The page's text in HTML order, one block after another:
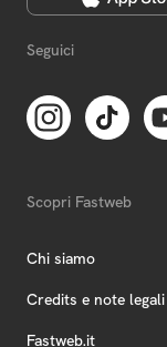
Seguici
Scopri Fastweb
Chi siamo
Credits e note legali
Fastweb.it